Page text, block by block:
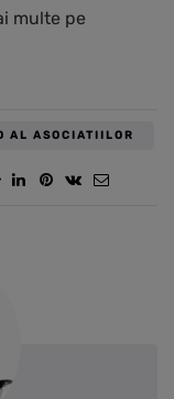
multe pe
AL ASOCIATIILOR